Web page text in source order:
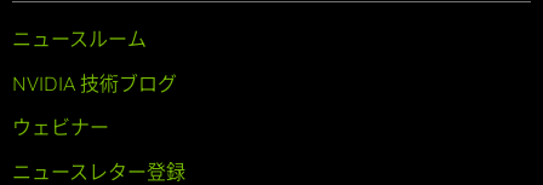
ニュースルーム
NVIDIA 技術ブログ
ウェビナー
ニュースレター登録